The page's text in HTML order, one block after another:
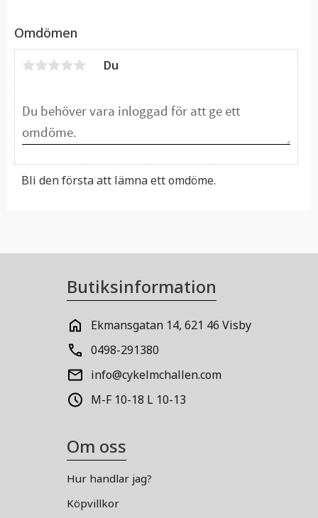
Omdömen
Du
Bli den första att lämna ett omdöme.
Butiksinformation
Ekmansgatan 14, 621 46 Visby
0498-291380
info@cykelmchallen.com
M-F 10-18 L 10-13
Om oss
Hur handlar jag?
Köpvillkor